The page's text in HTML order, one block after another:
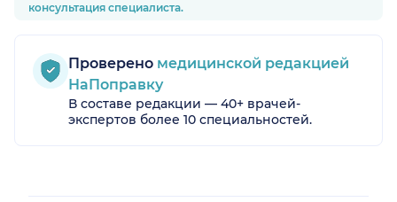
консультация специалиста.
Проверено медицинской редакцией
НаПоправку
В составе редакции — 40+ врачей-
экспертов более 10 специальностей.